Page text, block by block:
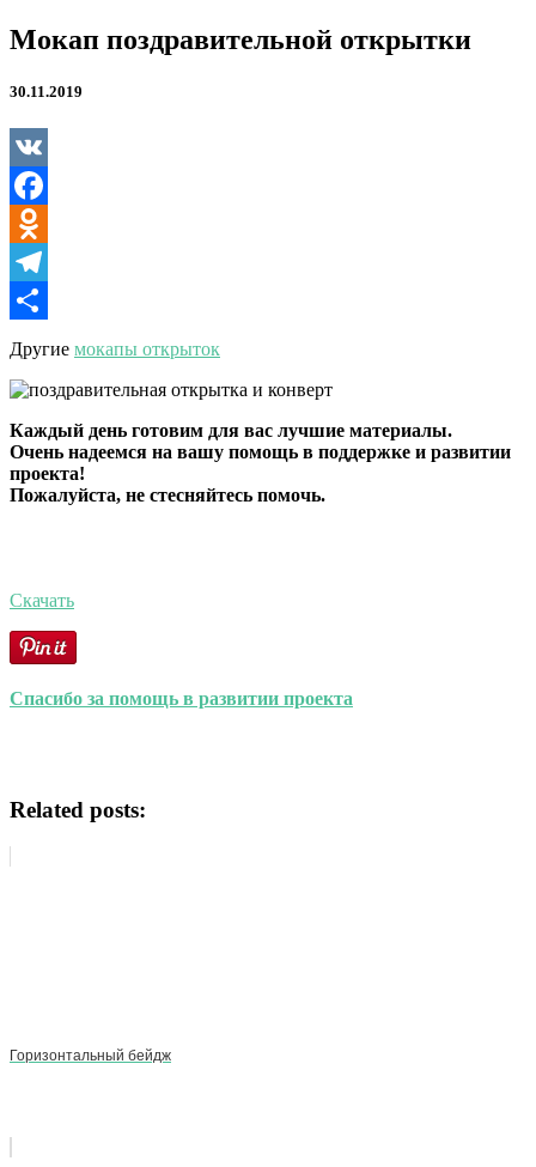
Мокап
поздравительной
Мокап поздравительной открытки
30.11.2019
VK
Facebook
Odnoklassniki
Telegram
Отправить
Другие мокапы открыток
Каждый день готовим для вас лучшие материалы.
Очень надеемся на вашу помощь в поддержке и развитии
проекта!
Пожалуйста, не стесняйтесь помочь.
Скачать
Спасибо за помощь в развитии проекта
Related posts:
Горизонтальный бейдж